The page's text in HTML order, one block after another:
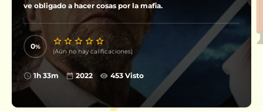
ve obligado a hacer cosas por la mafia.
0
(Aún no hay calificaciones)
1h 33m 2022 453 Visto